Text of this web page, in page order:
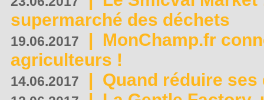
supermarché des déchets
19.06.2017 | MonChamp.fr
agriculteurs !
14.06.2017 | Quand réduire